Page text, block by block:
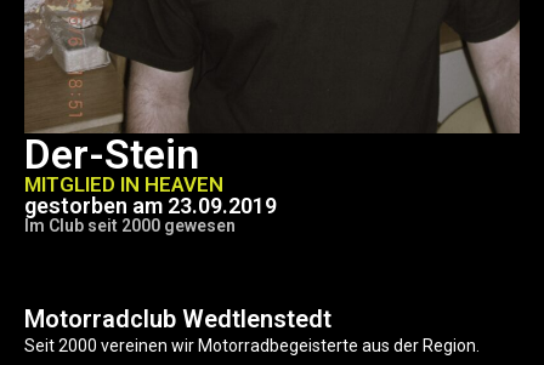
Der-Stein
MITGLIED IN HEAVEN
gestorben am 23.09.2019
Im Club seit 2000 gewesen
Motorradclub Wedtlenstedt
Seit 2000 vereinen wir Motorradbegeisterte aus der Region.